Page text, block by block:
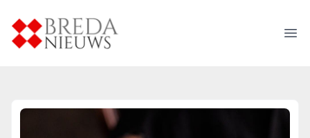
breda-nieuws.nl